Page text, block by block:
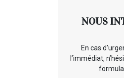
NOUS
En cas
l’immédiat,